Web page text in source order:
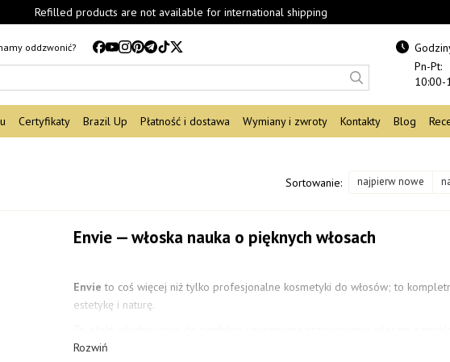
Refilled products are not available for international shipping
oddzwonić?
Pn-Pt:
10:00-
Certyfikaty Brazil Up Płatność i dostawa Wymiany i zwroty Kontakty Blog
Sortowanie: najpierw nowe
Envie — włoska nauka o pięknych włosach
Envie to coś więcej niż tylko profesjonalne kosmetyki do włosów; to
estetykę i naturę.
Każdy produkt
Rozwiń